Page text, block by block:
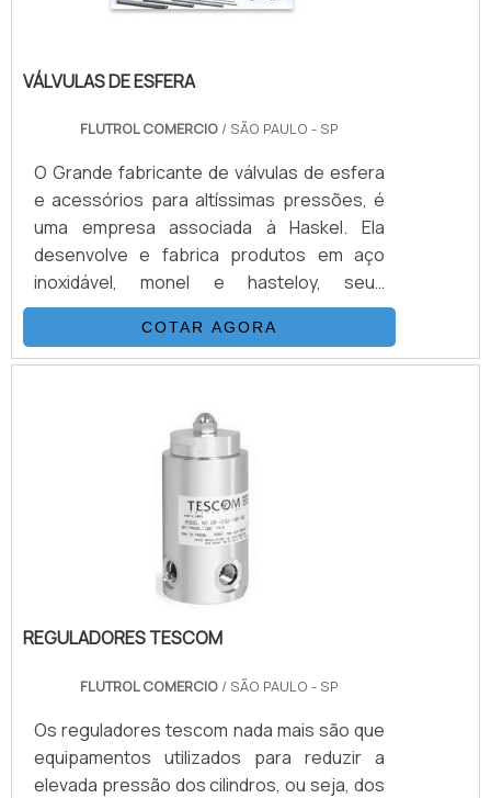
VÁLVULAS DE ESFERA
FLUTROL COMERCIO / SÃO PAULO - SP
O Grande fabricante de válvulas de esfera
e acessórios para altíssimas pressões, é
uma empresa associada à Haskel. Ela
desenvolve e fabrica produtos em aço
inoxidável, monel e hasteloy, seus
principais ítens são Válvulas Esfera, Agulha,
Retenção, Tubos Conexões e Niple.
Também fornece equipamentos para sub-
IMPORTANTE DESTACAR ALGUMAS
VANTAGENS EM CONTAR COM O
sistemas hidráulicos, equipamentos e
sistemas para gases e ap.
COTAR AGORA
REGULADORES TESCOM
FLUTROL COMERCIO / SÃO PAULO - SP
Os reguladores tescom nada mais são que
equipamentos utilizados para reduzir a
elevada pressão dos cilindros, ou seja, dos